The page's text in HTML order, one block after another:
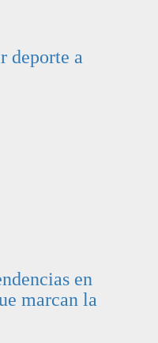
deporte a
en
marcan la